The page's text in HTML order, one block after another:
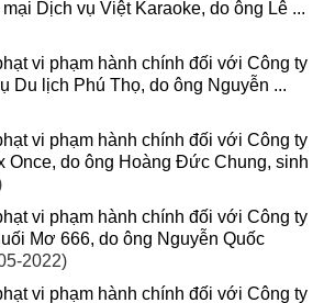
Dịch vụ Việt Karaoke, do ông Lê ...
vi phạm hành chính đối với Công ty
Du lịch Phú Thọ, do ông Nguyễn ...
vi phạm hành chính đối với Công ty
Once, do ông Hoàng Đức Chung, sinh
vi phạm hành chính đối với Công ty
Mơ 666, do ông Nguyễn Quốc
2022)
vi phạm hành chính đối với Công ty